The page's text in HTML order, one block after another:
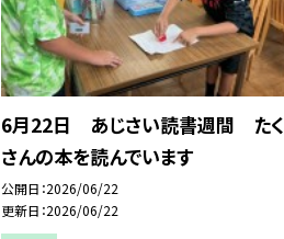
6月22日 あじさい読書週間 たく
さんの本を読んでいます
公開日 2026/06/22
更新日 2026/06/22